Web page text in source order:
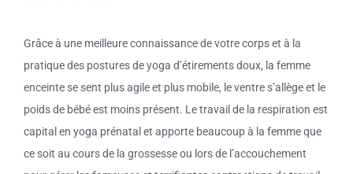
Grâce à une meilleure connaissance de votre corps et à la
pratique des postures de yoga d’étirements doux, la femme
enceinte se sent plus agile et plus mobile, le ventre s’allège et le
poids de bébé est moins présent. Le travail de la respiration est
capital en yoga prénatal et apporte beaucoup à la femme que
ce soit au cours de la grossesse ou lors de l’accouchement